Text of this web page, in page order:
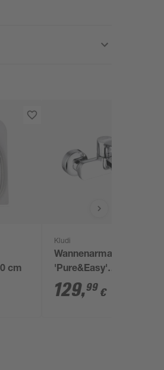
cm
Kludi
Wannenarmatur
'Pure&Easy'
verchromt glänzend
silbern
129,99 €